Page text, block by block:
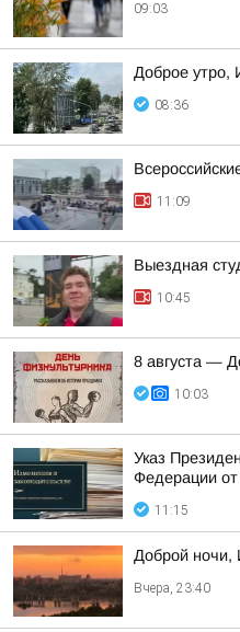
09:03
Доброе утро,
08:36
11:09
Выездная
10:45
8 августа —
10:03
Указ
Федерации от
11:15
Доброй ночи,
Вчера, 23:40